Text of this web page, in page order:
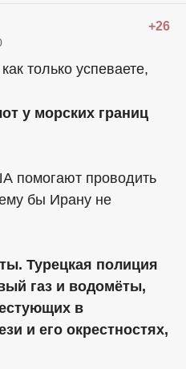
+26
только успеваете,
у морских границ
помогают проводить
бы Ирану не
Турецкая полиция
газ и водомёты,
в
и его окрестностях,